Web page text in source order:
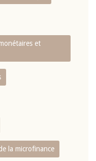
et
la microfinance